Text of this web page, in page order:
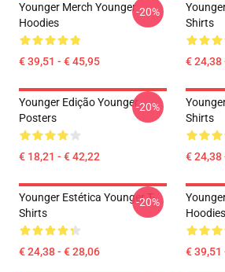
Younger Merch Younger
Hoodies
€ 39,51 - € 45,95
-20%
Shirts
€ 24,38
Younger Edição Younger
Posters
€ 18,21 - € 42,22
-20%
Shirts
€ 24,38
Younger Estética Younger T-
Shirts
€ 24,38 - € 28,06
-20%
Hoodies
€ 39,51